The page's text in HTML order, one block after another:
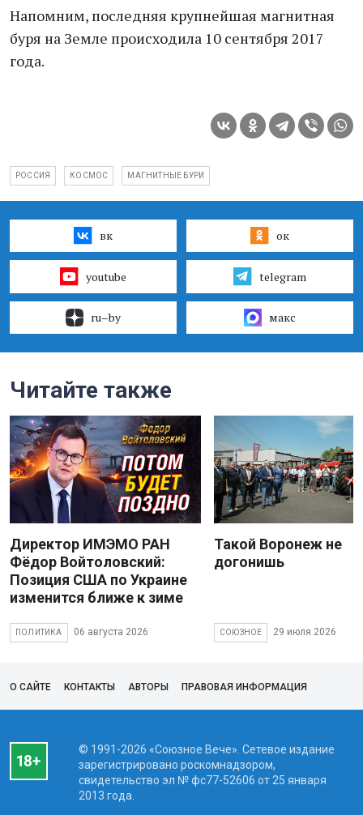
Напомним, последняя крупнейшая магнитная
буря на Земле происходила 10 сентября 2017
года.
РОССИЯ КОСМОС МАГНИТНЫЕ БУРИ
вк ок
youtube telegram
ru–by макс
Читайте также
Директор ИМЭМО РАН
Фёдор Войтоловский:
Позиция США по Украине
изменится ближе к зиме
ПОЛИТИКА 06 августа 2026
Такой Воронеж не
догонишь
СОЮЗНОЕ 29 июля 2026
О САЙТЕ КОНТАКТЫ АВТОРЫ ПРАВОВАЯ ИНФОРМАЦИЯ
© 1991-2026 «Союзное Вече». Сетевое издание
зарегистрировано роскомнадзором,
свидетельство эл № фc77-52606 от 25 января
2013 года.